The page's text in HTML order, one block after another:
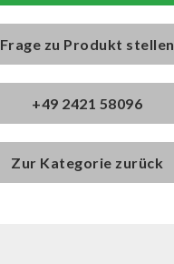
Frage zu Produkt stellen
+49 2421 58096
Zur Kategorie zurück